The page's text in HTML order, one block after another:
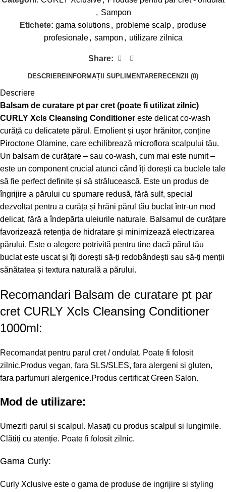
, Sampon
Etichete: gama solutions, probleme scalp, produse
profesionale , sampon , utilizare zilnica
Share:
DESCRIERE INFORMAȚII SUPLIMENTARE RECENZII (0)
Descriere
Balsam de curatare pt par cret (poate fi utilizat zilnic)
CURLY Xcls Cleansing Conditioner este delicat co-wash
curăță cu delicatete părul. Emolient și ușor hrănitor, conține
Piroctone Olamine, care echilibrează microflora scalpului tău.
Un balsam de curățare – sau co-wash, cum mai este numit –
este un component crucial atunci când îți dorești ca buclele tale
să fie perfect definite și să strălucească. Este un produs de
îngrijire a părului cu spumare redusă, fără sulf, special
dezvoltat pentru a curăța și hrăni părul tău buclat într-un mod
delicat, fără a îndepărta uleiurile naturale. Balsamul de curățare
favorizează retenția de hidratare și minimizează electrizarea
părului. Este o alegere potrivită pentru tine dacă părul tău
buclat este uscat și îți dorești să-ți redobândești sau să-ți menții
sănătatea și textura naturală a părului.
Recomandari Balsam de curatare pt par
cret CURLY Xcls Cleansing Conditioner
1000ml:
Recomandat pentru parul cret / ondulat. Poate fi folosit
zilnic.Produs vegan, fara SLS/SLES, fara alergeni si gluten,
fara parfumuri alergenice.Produs certificat Green Salon.
Mod de utilizare:
Umeziti parul si scalpul. Masați cu produs scalpul si lungimile.
Clătiți cu atenție. Poate fi folosit zilnic.
Gama Curly:
Curly Xclusive este o gama de produse de ingrijire si styling